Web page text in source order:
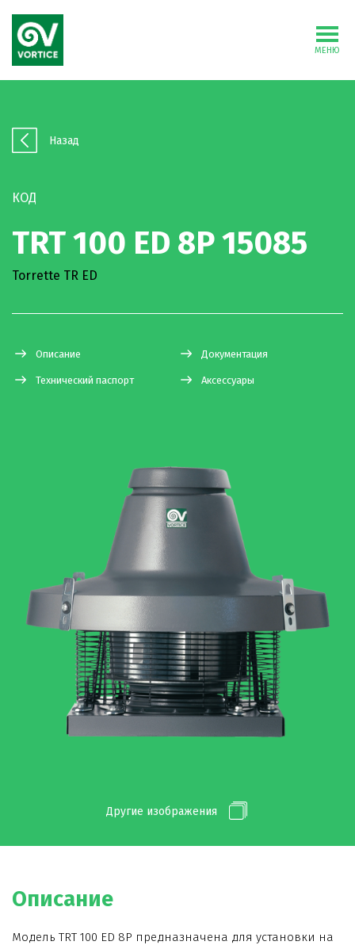
МЕНЮ
Назад
КОД
TRT 100 ED 8P 15085
Torrette TR ED
Описание Документация
Технический паспорт Аксессуары
Другие изображения
Описание
Модель TRT 100 ED 8P предназначена для установки на